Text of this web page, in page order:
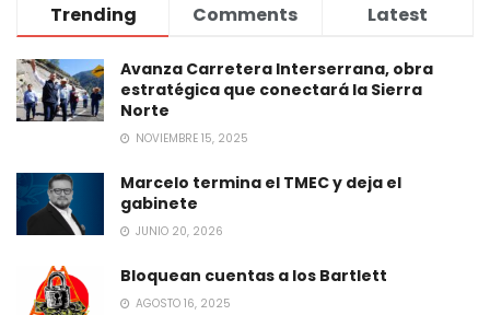
Trending Comments Latest
Avanza Carretera Interserrana, obra
estratégica que conectará la Sierra
Norte
NOVIEMBRE 15, 2025
Marcelo termina el TMEC y deja el
gabinete
JUNIO 20, 2026
Bloquean cuentas a los Bartlett
AGOSTO 16, 2025